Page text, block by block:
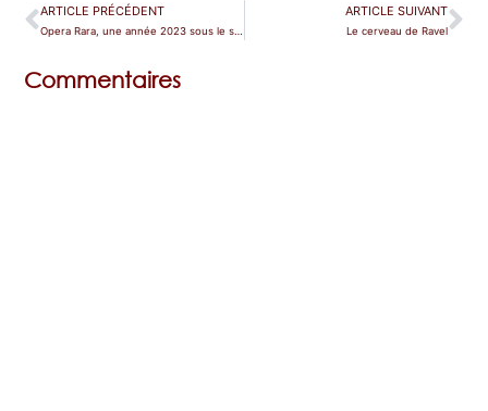
ARTICLE PRÉCÉDENT
Opera Rara, une année 2023 sous le signe d’Offenbach
ARTICLE SUIVANT
Le cerveau de Ravel
Commentaires